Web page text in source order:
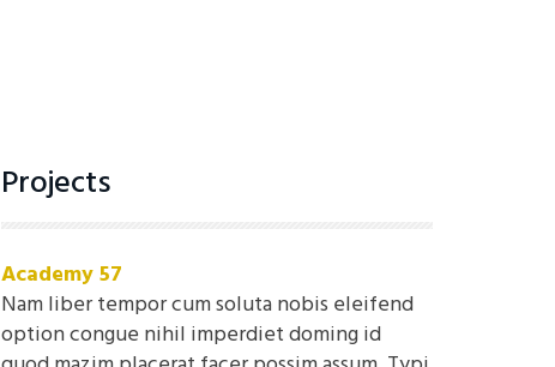
Projects
Academy 57
Nam liber tempor cum soluta nobis eleifend
option congue nihil imperdiet doming id